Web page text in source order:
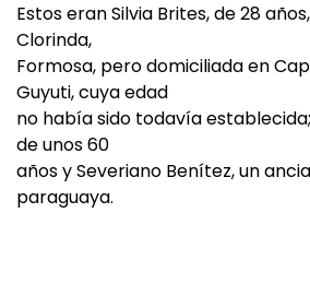
Estos eran Silvia Brites, de 28
Clorinda,
Formosa, pero domiciliada en
Guyuti, cuya edad
no había sido todavía
de unos 60
años y Severiano Benítez, un
paraguaya.